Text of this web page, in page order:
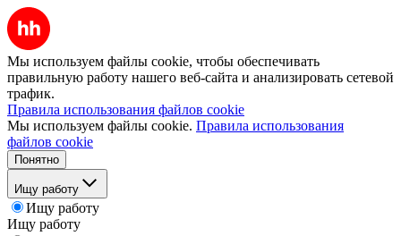
Мы используем файлы cookie, чтобы обеспечивать
правильную работу нашего веб-сайта и анализировать сетевой
трафик.
Правила использования файлов cookie
Мы используем файлы cookie. Правила использования
файлов cookie
Понятно
Ищу работу
Ищу работу
Ищу работу